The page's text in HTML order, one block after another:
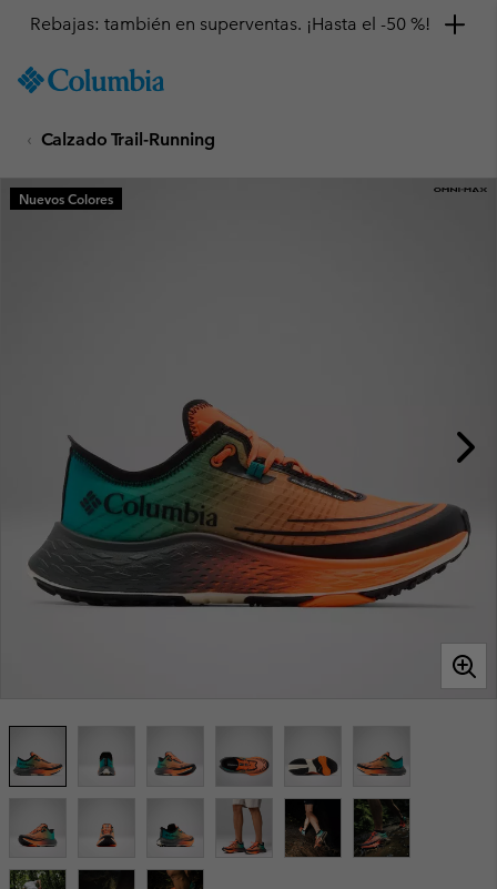
TO
SKIP
MAIN
NAV
Rebajas: también en superventas. ¡Hasta el -50 %!
Calzado Trail-Running
Nuevos Colores